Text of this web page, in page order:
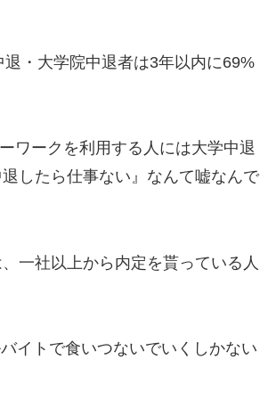
退・大学院中退者は3年以内に69%
ワークを利用する人には大学中退
したら仕事ない』なんて嘘なんで
一社以上から内定を貰っている人
イトで食いつないでいくしかない